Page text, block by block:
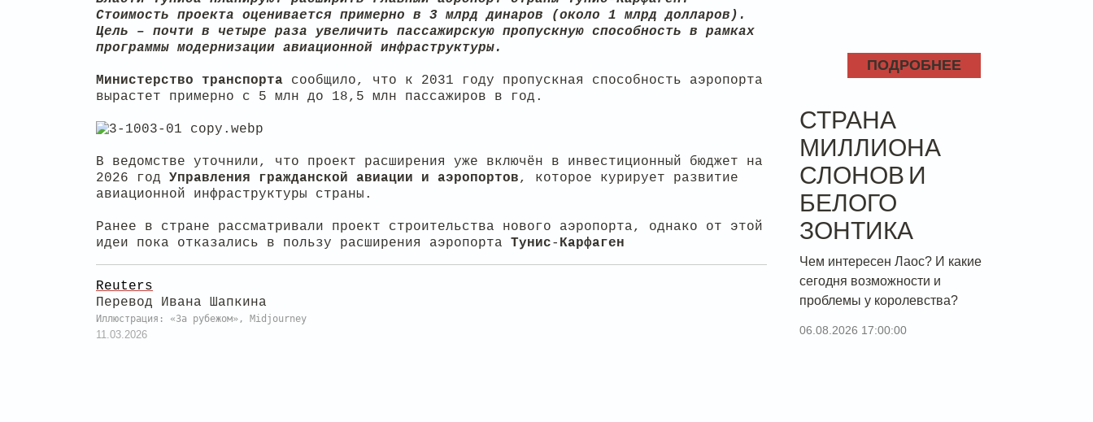
Стоимость проекта оценивается примерно в 3 млрд динаров (около 1 млрд долларов).
Цель – почти в четыре раза увеличить пассажирскую пропускную способность в рамках
программы модернизации авиационной инфраструктуры.
Министерство транспорта сообщило, что к 2031 году пропускная способность аэропорта
вырастет примерно с 5 млн до 18,5 млн пассажиров в год.
В ведомстве уточнили, что проект расширения уже включён в инвестиционный бюджет на
2026 год Управления гражданской авиации и аэропортов, которое курирует развитие
авиационной инфраструктуры страны.
Ранее в стране рассматривали проект строительства нового аэропорта, однако от этой
идеи пока отказались в пользу расширения аэропорта Тунис- Карфаген
Reuters
Перевод Ивана Шапкина
Иллюстрация: «За рубежом», Midjourney
11.03.2026
ПОДРОБНЕЕ
СТРАНА
МИЛЛИОНА
СЛОНОВ И
БЕЛОГО
ЗОНТИКА
Чем интересен Лаос? И какие
сегодня возможности и
проблемы у королевства?
06.08.2026 17:00:00